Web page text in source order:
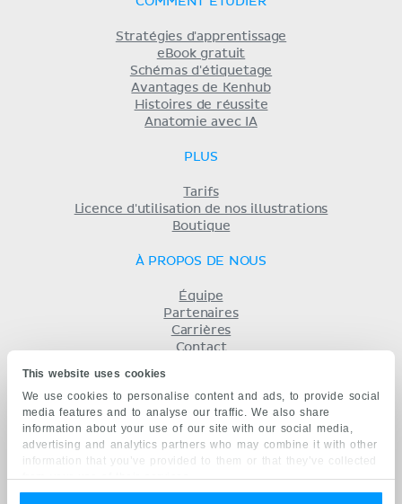
This website uses cookies
We use cookies to personalise content and ads, to provide social
media features and to analyse our traffic. We also share
information about your use of our site with our social media,
advertising and analytics partners who may combine it with other
information that you’ve provided to them or that they’ve collected
from your use of their services.
Stratégies d'apprentissage
eBook gratuit
Schémas d'étiquetage
Avantages de Kenhub
Histoires de réussite
Anatomie avec IA
PLUS
Tarifs
Licence d'utilisation de nos illustrations
Boutique
À PROPOS DE NOUS
Équipe
Partenaires
Carrières
Contact
Politique de confidentialité
KENHUB EN...
English